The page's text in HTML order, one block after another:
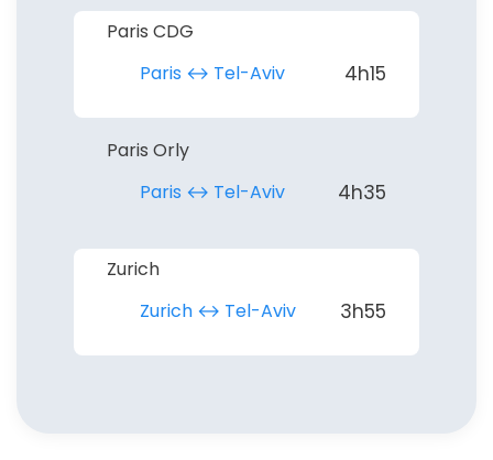
Paris CDG
Paris ↔︎ Tel-Aviv
4h15
Paris Orly
Paris ↔︎ Tel-Aviv
4h35
Zurich
Zurich ↔︎ Tel-Aviv
3h55